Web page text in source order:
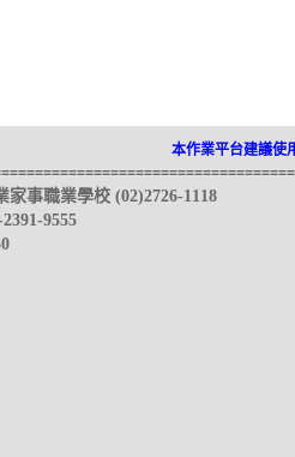
本作業平台建議
事職業學校 (02)2726-1118
9555